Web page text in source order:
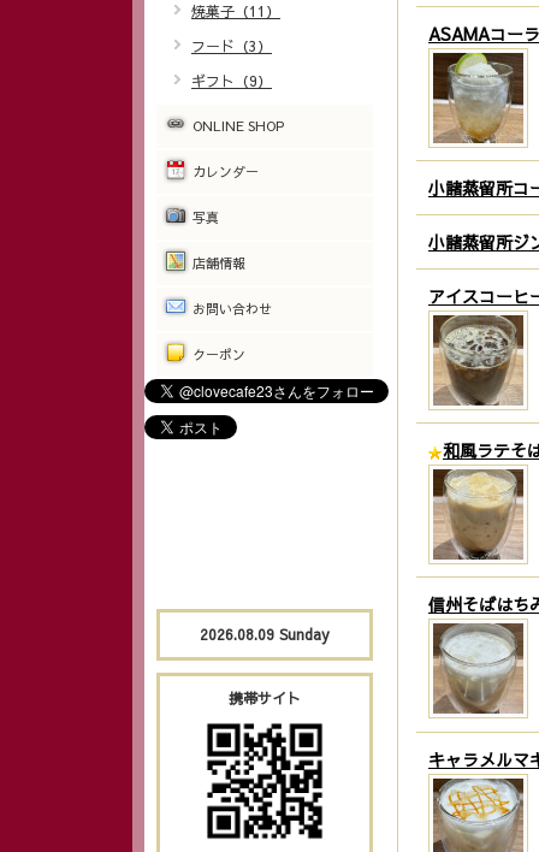
ASAMAコー
小諸蒸留所コ
小諸蒸留所ジ
アイスコーヒ
和風ラテそ
信州そばはち
キャラメルマ
焼菓子（11）
フード（3）
ギフト（9）
ONLINE SHOP
カレンダー
写真
店舗情報
お問い合わせ
クーポン
2026.08.09 Sunday
携帯サイト